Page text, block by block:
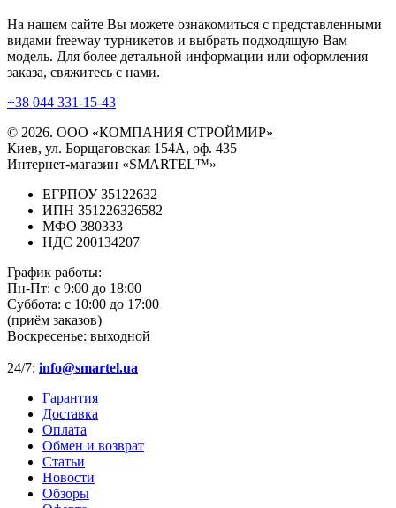
На нашем сайте Вы можете ознакомиться с представленными
видами freeway турникетов и выбрать подходящую Вам
модель. Для более детальной информации или оформления
заказа, свяжитесь с нами.
+38 044 331-15-43
© 2026. ООО «КОМПАНИЯ СТРОЙМИР»
Киев, ул. Борщаговская 154А, оф. 435
Интернет-магазин «SMARTEL™»
ЕГРПОУ 35122632
ИПН 351226326582
МФО 380333
НДС 200134207
График работы:
Пн-Пт: с 9:00 до 18:00
Суббота: с 10:00 до 17:00
(приём заказов)
Воскресенье: выходной
24/7: info@smartel.ua
Гарантия
Доставка
Оплата
Обмен и возврат
Статьи
Новости
Обзоры